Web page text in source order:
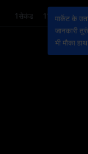
1सेकंड 1मिनट 5मिनट
मार्केट के
जानकारी
भी मौका